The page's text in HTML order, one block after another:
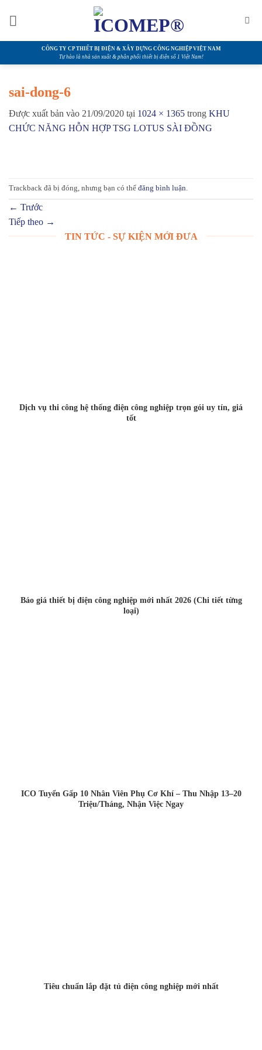
CÔNG TY CP THIẾT BỊ ĐIỆN & XÂY DỰNG CÔNG NGHIỆP VIỆT NAM
Tự hào là nhà sản xuất & phân phối thiết bị điện số 1 Việt Nam!
sai-dong-6
Được xuất bản vào 21/09/2020 tại 1024 × 1365 trong KHU
CHỨC NĂNG HỖN HỢP TSG LOTUS SÀI ĐỒNG
Trackback đã bị đóng, nhưng bạn có thể đăng bình luận.
← Trước
Tiếp theo →
TIN TỨC - SỰ KIỆN MỚI ĐƯA
Dịch vụ thi công hệ thống điện công nghiệp trọn gói uy tín, giá
tốt
Báo giá thiết bị điện công nghiệp mới nhất 2026 (Chi tiết từng
loại)
ICO Tuyển Gấp 10 Nhân Viên Phụ Cơ Khí – Thu Nhập 13–20
Triệu/Tháng, Nhận Việc Ngay
Tiêu chuẩn lắp đặt tủ điện công nghiệp mới nhất